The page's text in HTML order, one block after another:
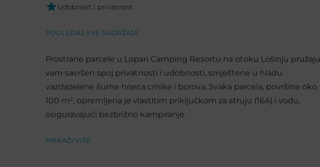
Udobnost i privatnost
POGLEDAJ SVE SADRŽAJE
Prostrane parcele u Lopari Camping Resortu na otoku Lošinju pružaju
vam savršen spoj privatnosti i udobnosti, smještene u hladu
vazdazelene šume hrasta crnike i borova. Svaka parcela, površine oko
100 m², opremljena je vlastitim priključkom za struju (16A) i vodu,
osiguravajući bezbrižno kampiranje.
PRIKAŽI VIŠE